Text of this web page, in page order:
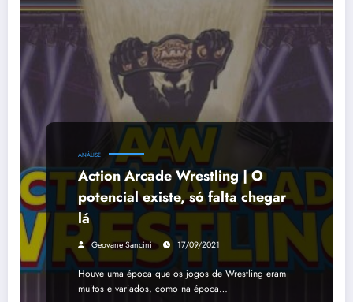
ANÁLISE
Action Arcade Wrestling | O
potencial existe, só falta chegar
lá
Geovane Sancini 17/09/2021
Houve uma época que os jogos de Wrestling eram
muitos e variados, como na época…